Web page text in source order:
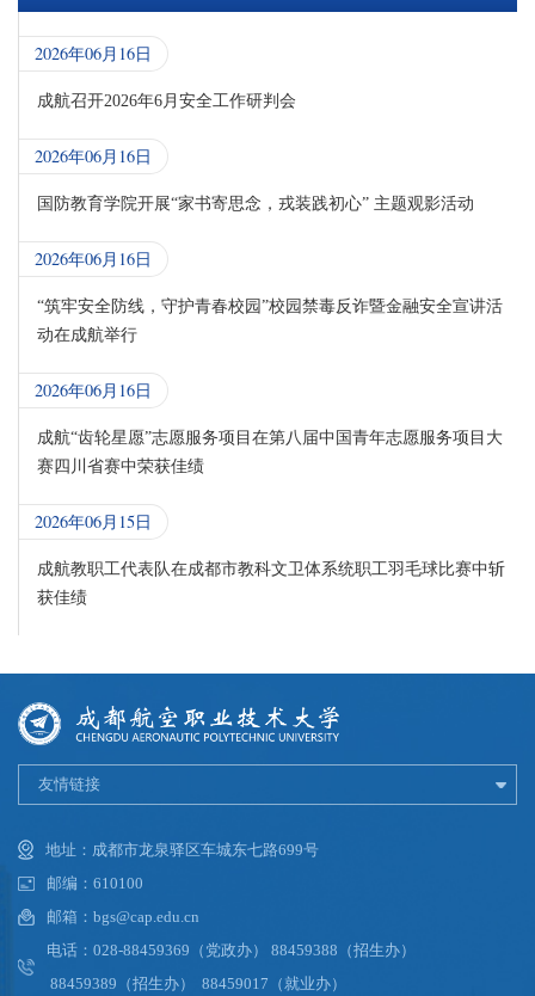
2026年06月16日
成航召开2026年6月安全工作研判会
2026年06月16日
国防教育学院开展“家书寄思念，戎装践初心” 主题观影活动
2026年06月16日
“筑牢安全防线，守护青春校园”校园禁毒反诈暨金融安全宣讲活
动在成航举行
2026年06月16日
成航“齿轮星愿”志愿服务项目在第八届中国青年志愿服务项目大
赛四川省赛中荣获佳绩
2026年06月15日
成航教职工代表队在成都市教科文卫体系统职工羽毛球比赛中斩
获佳绩
友情链接
地址：成都市龙泉驿区车城东七路699号
邮编：610100
邮箱：bgs@cap.edu.cn
电话：028-88459369（党政办） 88459388（招生办）
88459389（招生办） 88459017（就业办）